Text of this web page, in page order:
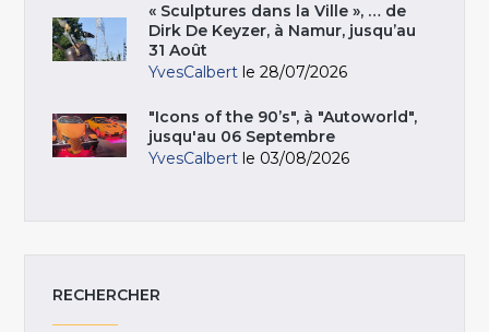
« Sculptures dans la Ville », … de
Dirk De Keyzer, à Namur, jusqu’au
31 Août
YvesCalbert le 28/07/2026
"Icons of the 90’s", à "Autoworld",
jusqu'au 06 Septembre
YvesCalbert le 03/08/2026
RECHERCHER